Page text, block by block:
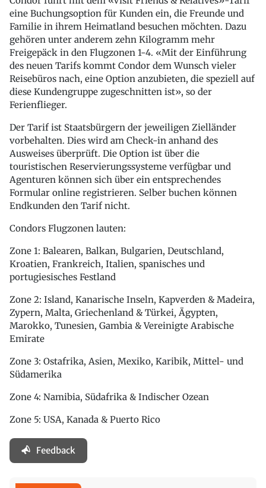
eine Buchungsoption für Kunden ein, die Freunde und
Familie in ihrem Heimatland besuchen möchten. Dazu
gehören unter anderem zehn Kilogramm mehr
Freigepäck in den Flugzonen 1-4. «Mit der Einführung
des neuen Tarifs kommt Condor dem Wunsch vieler
Reisebüros nach, eine Option anzubieten, die speziell auf
diese Kundengruppe zugeschnitten ist», so der
Ferienflieger.
Der Tarif ist Staatsbürgern der jeweiligen Zielländer
vorbehalten. Dies wird am Check-in anhand des
Ausweises überprüft. Die Option ist über die
touristischen Reservierungssysteme verfügbar und
Agenturen können sich über ein entsprechendes
Formular online registrieren. Selber buchen können
Endkunden den Tarif nicht.
Condors Flugzonen lauten:
Zone 1: Balearen, Balkan, Bulgarien, Deutschland,
Kroatien, Frankreich, Italien, spanisches und
portugiesisches Festland
Zone 2: Island, Kanarische Inseln, Kapverden & Madeira,
Zypern, Malta, Griechenland & Türkei, Ägypten,
Marokko, Tunesien, Gambia & Vereinigte Arabische
Emirate
Zone 3: Ostafrika, Asien, Mexiko, Karibik, Mittel- und
Südamerika
Zone 4: Namibia, Südafrika & Indischer Ozean
Zone 5: USA, Kanada & Puerto Rico
Feedback